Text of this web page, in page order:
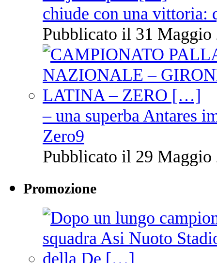
chiude con una vittoria:
Pubblicato il 31 Maggio
– una superba Antares
Zero9
Pubblicato il 29 Maggio
Promozione